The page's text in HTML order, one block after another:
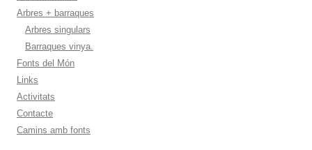
Arbres + barraques
Arbres singulars
Barraques vinya.
Fonts del Món
Links
Activitats
Contacte
Camins amb fonts